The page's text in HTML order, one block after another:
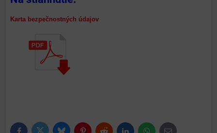
Karta bezpečnostných údajov